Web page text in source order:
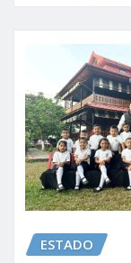
ESTADO